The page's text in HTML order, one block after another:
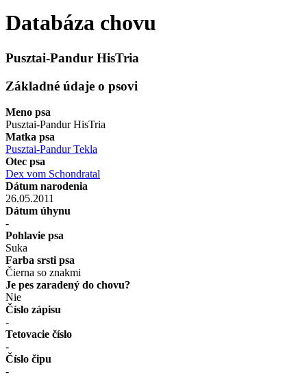
Databáza chovu
Pusztai-Pandur HisTria
Základné údaje o psovi
Meno psa
Pusztai-Pandur HisTria
Matka psa
Pusztai-Pandur Tekla
Otec psa
Dex vom Schondratal
Dátum narodenia
26.05.2011
Dátum úhynu
-
Pohlavie psa
Suka
Farba srsti psa
Čierna so znakmi
Je pes zaradený do chovu?
Nie
Číslo zápisu
-
Tetovacie číslo
-
Číslo čipu
-